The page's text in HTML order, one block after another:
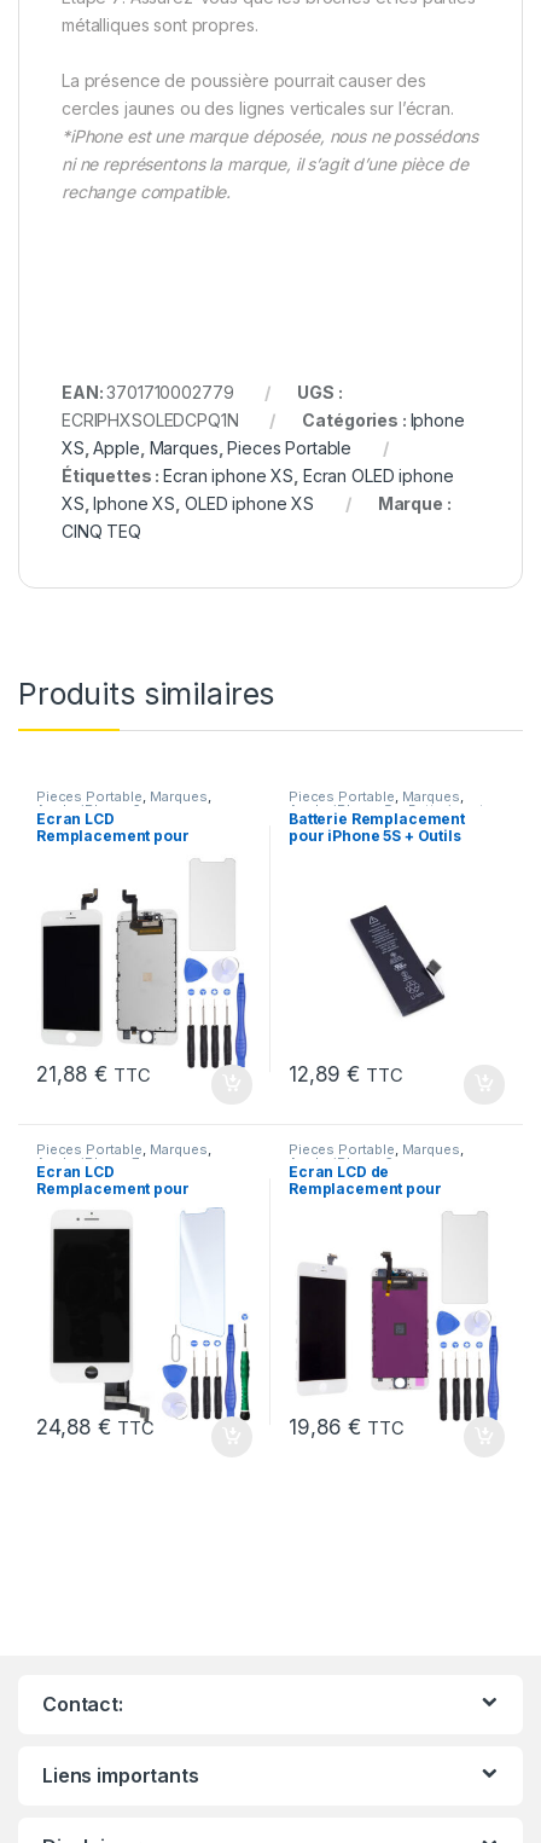
métalliques sont propres.
La présence de poussière pourrait causer des
cercles jaunes ou des lignes verticales sur l’écran.
*iPhone est une marque déposée, nous ne possédons
ni ne représentons la marque, il s’agit d’une pièce de
rechange compatible.
EAN:3701710002779
UGS :
ECRIPHXSOLEDCPQ1N
Catégories : Iphone
XS ,Apple Marques ,Pieces Portable
Étiquettes :Ecran iphone XS Ecran OLED iphone
XS ,Iphone XS OLED iphone XS
Marque :
CINQ TEQ
Produits similaires
Pieces Portable, Marques,
Apple iPhone 6s
Ecran LCD
Remplacement pour
21,88€ TTC
Pieces Portable, Marques,
Apple iPhone 5s Batteries et
chargeurs,Batteries Apple
Batterie Remplacement
pour iPhone 5S + Outils
12,89€ TTC
Pieces Portable, Marques,
Apple iPhone 7
Ecran LCD
Remplacement pour
Trempe +Kit
24,88€ TTC
Pieces Portable, Marques,
Apple iPhone 6
Ecran LCD de
Remplacement pour
19,86€ TTC
Contact:
Liens importants